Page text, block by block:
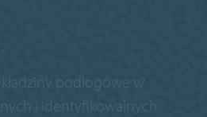
podłogowe w
i identyfikowalnych